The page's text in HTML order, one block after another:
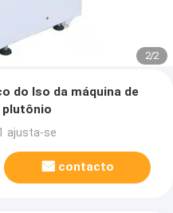
2/2
do Iso da máquina de
plutônio
ajusta-se
contacto